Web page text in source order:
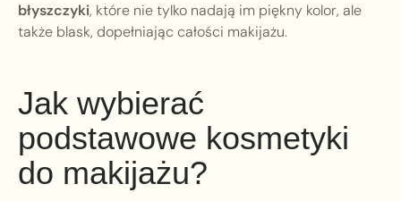
błyszczyki, które nie tylko nadają im piękny kolor, ale
także blask, dopełniając całości makijażu.
Jak wybierać
podstawowe kosmetyki
do makijażu?